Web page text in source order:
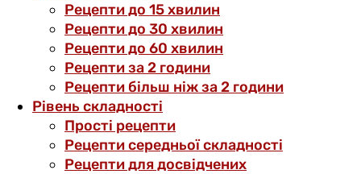
Рецепти до 15 хвилин
Рецепти до 30 хвилин
Рецепти до 60 хвилин
Рецепти за 2 години
Рецепти більш ніж за 2 години
Рівень складності
Прості рецепти
Рецепти середньої складності
Рецепти для досвідчених